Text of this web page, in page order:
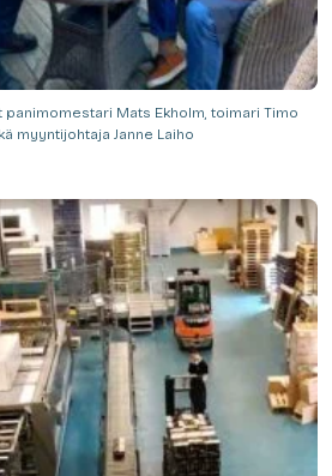
panimomestari Mats Ekholm, toimari Timo
myyntijohtaja Janne Laiho